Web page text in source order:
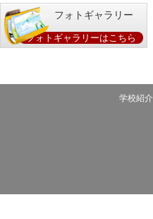
フォトギャラリー
フォトギャラリーはこちら
学校紹介